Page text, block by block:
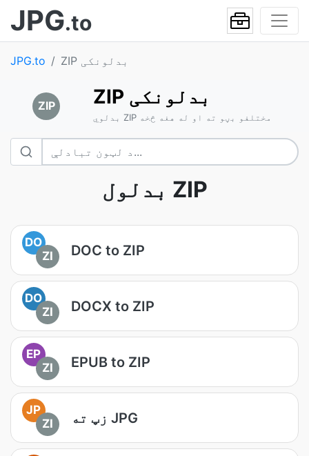
JPG.to
JPG.to ZIP بدلونکی
ZIP ZIP بدلونکی
بدلوي ZIP مختلفو بڼو ته او له هغه څخه
بدلول ZIP
DO
ZI
DOC to ZIP
DO
ZI
DOCX to ZIP
EP
ZI
EPUB to ZIP
JP
ZI
زپ ته JPG